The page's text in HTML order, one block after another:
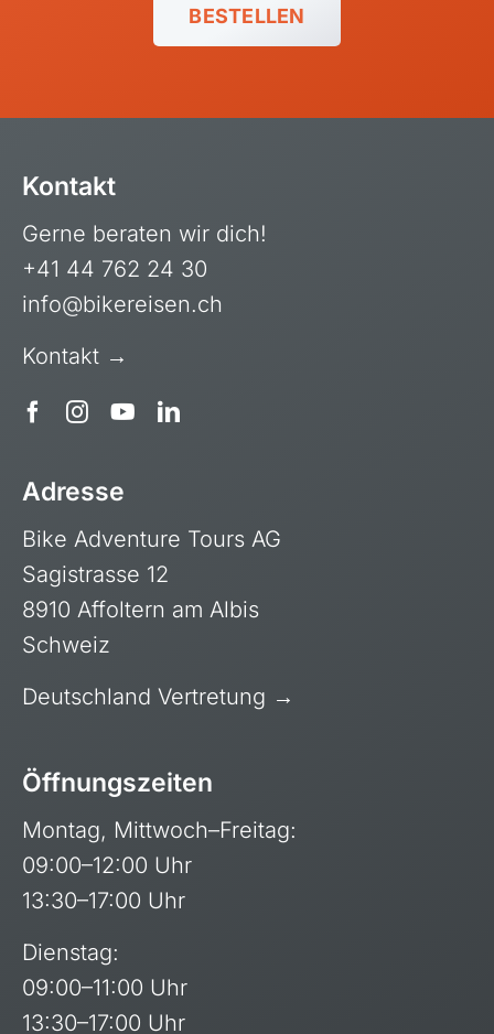
BESTELLEN
Kontakt
Gerne beraten wir dich!
+41 44 762 24 30
info@bikereisen.ch
Kontakt →
Adresse
Bike Adventure Tours AG
Sagistrasse 12
8910 Affoltern am Albis
Schweiz
Deutschland Vertretung →
Öffnungszeiten
Montag, Mittwoch–Freitag:
09:00–12:00 Uhr
13:30–17:00 Uhr
Dienstag:
09:00–11:00 Uhr
13:30–17:00 Uhr